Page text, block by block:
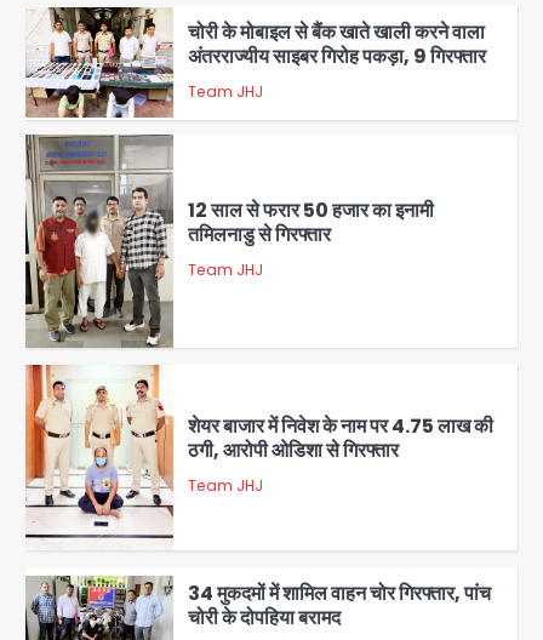
5
चोरी के मोबाइल से बैंक खाते खाली करने वाला
अंतरराज्यीय साइबर गिरोह पकड़ा, 9 गिरफ्तार
Team JHJ
1
12 साल से फरार 50 हजार का इनामी
तमिलनाडु से गिरफ्तार
Team JHJ
शेयर बाजार में निवेश के नाम पर 4.75 लाख की
ठगी, आरोपी ओडिशा से गिरफ्तार
Team JHJ
34 मुकदमों में शामिल वाहन चोर गिरफ्तार, पांच
चोरी के दोपहिया बरामद